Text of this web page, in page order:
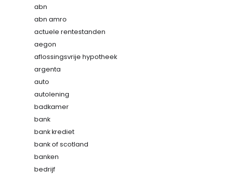
abn
abn amro
actuele rentestanden
aegon
aflossingsvrije hypotheek
argenta
auto
autolening
badkamer
bank
bank krediet
bank of scotland
banken
bedrijf